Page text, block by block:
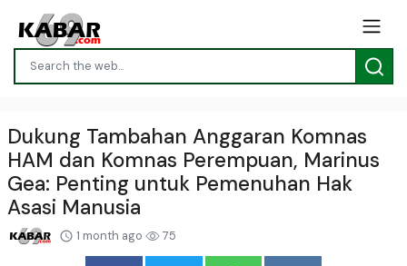
Dukung Tambahan Anggaran Komnas
HAM dan Komnas Perempuan, Marinus
Gea: Penting untuk Pemenuhan Hak
Asasi Manusia
1 month ago 75